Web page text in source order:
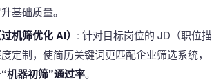
基础质量。
机筛优化 AI） : 针对目标岗位的 JD（职位描
定制，使简历关键词更匹配企业筛选系统，
机器初筛”通过率。